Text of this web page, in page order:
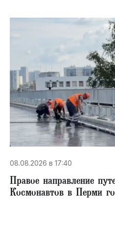
08.08.2026 в 17:40
Правое направление
Космонавтов в Перми